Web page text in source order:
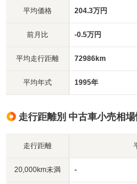
平均価格 204.3万円
前月比 -0.5万円
平均走行距離 72986km
平均年式 1995年
走行距離別 中古車小売相場
走行距離
20,000km未満 -